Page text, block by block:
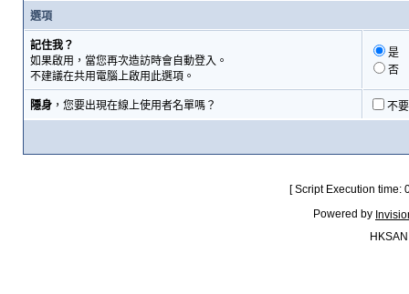
選項
記住我？
如果啟用，當您再次造訪時會自動登入。
不建議在共用電腦上啟用此選項。
是
否
隱身，您要出現在線上使用者名單嗎？ 不
[ Script Execution
Powered by